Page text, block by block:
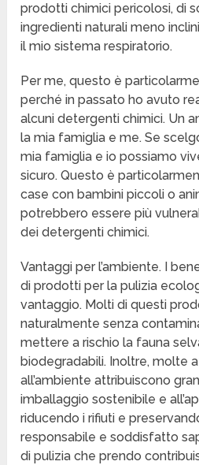
prodotti chimici pericolosi, di
ingredienti naturali meno
il mio sistema respiratorio.
Per me, questo è
perché in passato ho avuto
alcuni detergenti chimici. Un
la mia famiglia e me. Se
mia famiglia e io possiamo
sicuro. Questo è
case con bambini piccoli o
potrebbero essere più
dei detergenti chimici.
Vantaggi per l’ambiente. I
di prodotti per la pulizia
vantaggio. Molti di questi
naturalmente senza
mettere a rischio la fauna
biodegradabili. Inoltre, molte
all’ambiente attribuiscono
imballaggio sostenibile e
riducendo i rifiuti e
responsabile e soddisfatto
di pulizia che prendo